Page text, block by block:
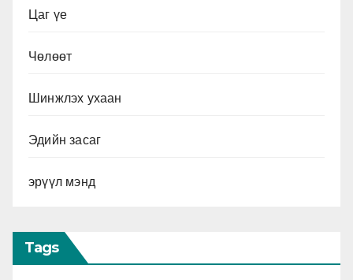
Цаг үе
Чөлөөт
Шинжлэх ухаан
Эдийн засаг
эрүүл мэнд
Tags